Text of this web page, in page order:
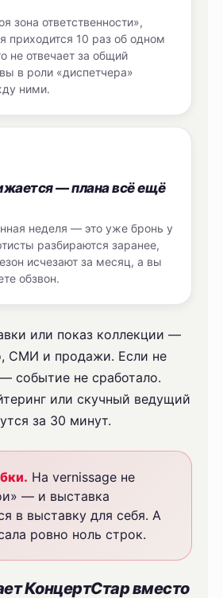
зона ответственности»,
приходится 10 раз об одном
не отвечает за общий
в роли «диспетчера»
ними.
— плана всё ещё
неделя — это уже бронь у
разбираются заранее,
исчезают за месяц, а вы
обзвон.
или показ коллекции —
СМИ и продажи. Если не
событие не сработало.
или скучный ведущий
за 30 минут.
На vernissage не
— и выставка
в выставку для себя. А
ровно ноль строк.
КонцертСтар вместо